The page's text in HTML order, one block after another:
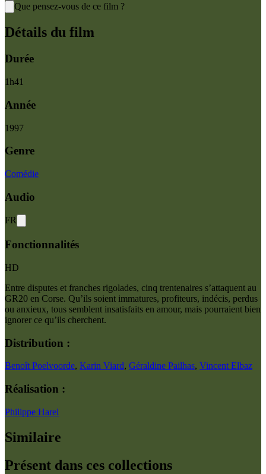
Que pensez-vous de ce film ?
Détails du film
Durée
1h41
Année
1997
Genre
Comédie
Audio
FR
Fonctionnalités
HD
Entre disputes et franches rigolades, cinq trentenaires s’attaquent au
GR20 en Corse. Qu’ils soient immatures, profiteurs, indécis, perdus
ou anxieux, tous semblent insatisfaits en amour, mais pourraient bien
ignorer ce qu’ils cherchent.
Distribution :
Benoît Poelvoorde, Karin Viard, Géraldine Pailhas, Vincent Elbaz
Réalisation :
Philippe Harel
Similaire
Présent dans ces collections